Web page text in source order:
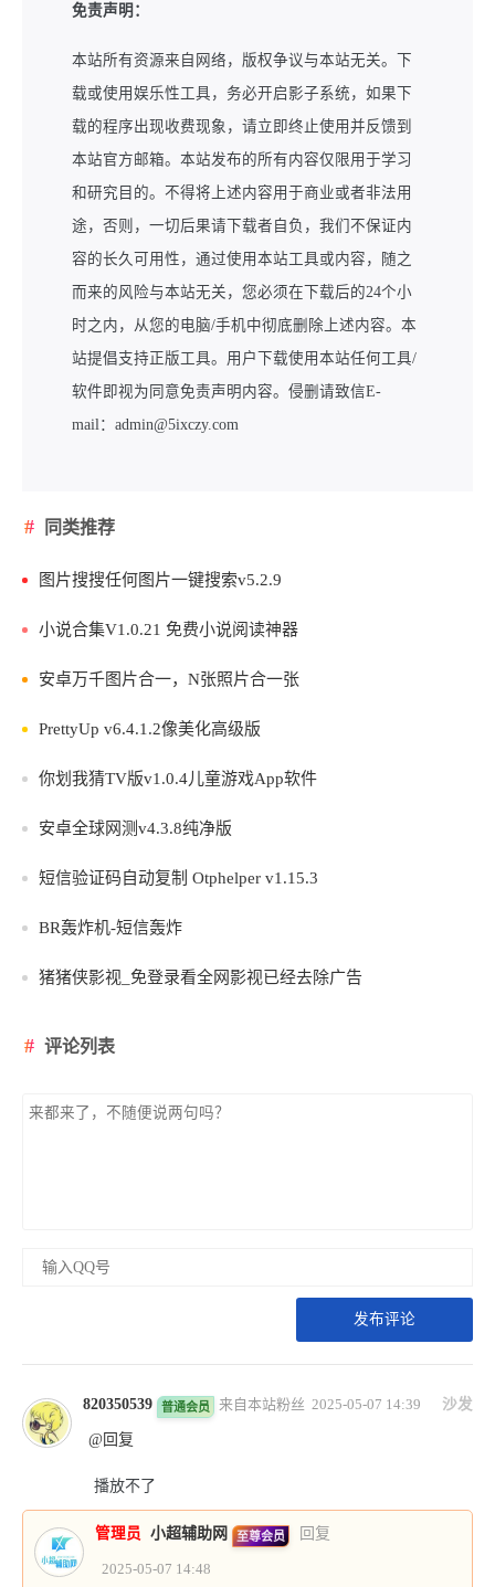
免责声明：
本站所有资源来自网络，版权争议与本站无关。下
载或使用娱乐性工具，务必开启影子系统，如果下
载的程序出现收费现象，请立即终止使用并反馈到
本站官方邮箱。本站发布的所有内容仅限用于学习
和研究目的。不得将上述内容用于商业或者非法用
途，否则，一切后果请下载者自负，我们不保证内
容的长久可用性，通过使用本站工具或内容，随之
而来的风险与本站无关，您必须在下载后的24个小
时之内，从您的电脑/手机中彻底删除上述内容。本
站提倡支持正版工具。用户下载使用本站任何工具/
软件即视为同意免责声明内容。侵删请致信E-
mail：admin@5ixczy.com
同类推荐
图片搜搜任何图片一键搜索v5.2.9
小说合集V1.0.21 免费小说阅读神器
安卓万千图片合一，N张照片合一张
PrettyUp v6.4.1.2像美化高级版
你划我猜TV版v1.0.4儿童游戏App软件
安卓全球网测v4.3.8纯净版
短信验证码自动复制 Otphelper v1.15.3
BR轰炸机-短信轰炸
猪猪侠影视_免登录看全网影视已经去除广告
评论列表
发布评论
820350539 普通会员 沙发
来自本站粉丝 2025-05-07 14:39
@回复
播放不了
管理员 小超辅助网 至尊会员 回复
2025-05-07 14:48